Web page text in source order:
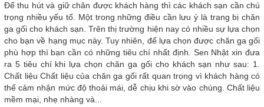
Để thu hút và giữ chân được khách hàng thì các khách sạn cần chú
trọng nhiều yếu tố. Một trong những điều cần lưu ý là trang bị chăn
ga gối cho khách sạn. Trên thị trường hiện nay có nhiều sự lựa chọn
cho bạn về hạng mục này. Tuy nhiên, để lựa chọn được chăn ga gối
phù hợp thì bạn cần có những tiêu chí nhất định. Sen Nhật xin đưa
ra 5 tiêu chí khi lựa chọn chăn ga gối cho khách sạn như sau: 1.
Chất liệu Chất liệu của chăn ga gối rất quan trọng vì khách hàng có
thể cảm nhận mức độ thoải mái, dễ chịu khi sờ vào chúng. Chất liệu
mềm mại, nhẹ nhàng và...